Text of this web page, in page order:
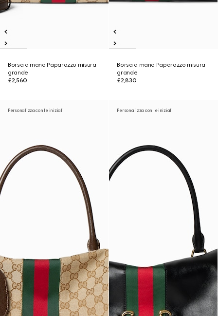
Borsa a mano Paparazzo misura
grande
£2,560
Borsa a mano Paparazzo misura
grande
£2,830
Personalizza con le iniziali Personalizza con le iniziali